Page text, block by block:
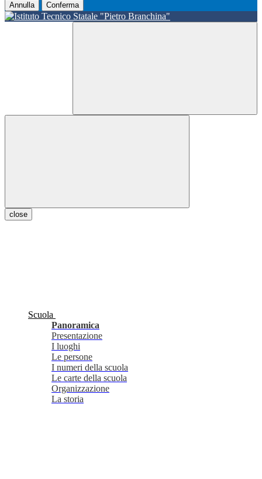
Annulla Conferma
close
Scuola
Panoramica
Presentazione
I luoghi
Le persone
I numeri della scuola
Le carte della scuola
Organizzazione
La storia